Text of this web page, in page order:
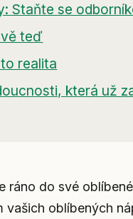
Staňte se
teď
realita
která už
ráno do své
vašich oblíbených